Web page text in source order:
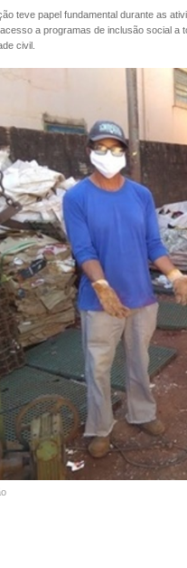
teve papel fundamental durante as
a programas de inclusão social
civil.